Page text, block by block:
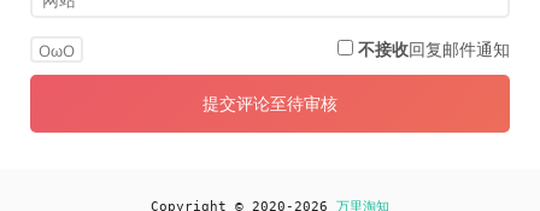
OωO 不接收回复邮件通知
Copyright © 2020-2026 万里淘知